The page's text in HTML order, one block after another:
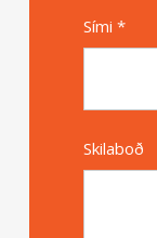
Sími *
Skilaboð